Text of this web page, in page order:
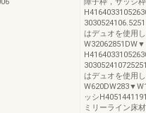
はデュオを使用
はデュオを使用
ッシ
ミリーライン床